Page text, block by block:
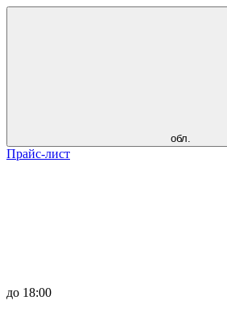
обл.
Прайс-лист
до 18:00